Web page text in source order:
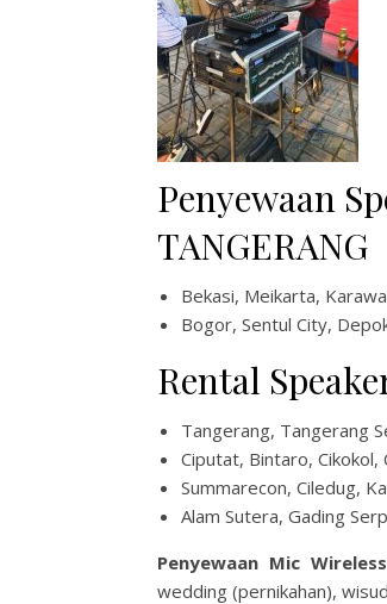
Penyewaan
TANGERANG
Bekasi, Meikarta,
Bogor, Sentul City,
Rental
Tangerang, Tangerang
Ciputat, Bintaro, Cikokol,
Summarecon, Ciledug,
Alam Sutera, Gading
Penyewaan Mic
wedding (pernikahan),